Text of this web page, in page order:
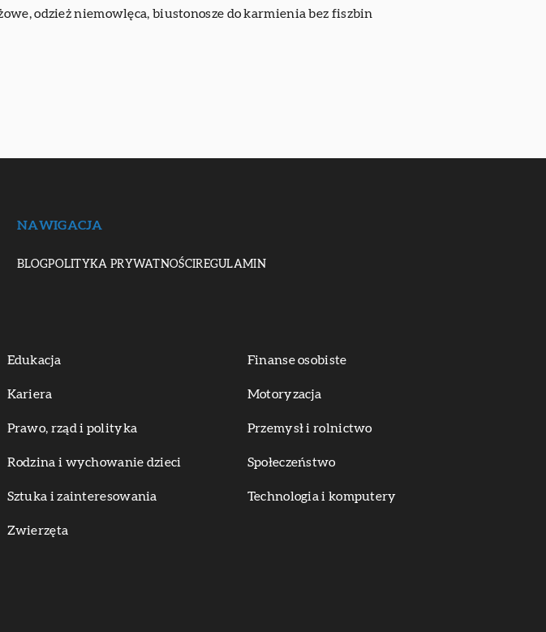
odzież niemowlęca, biustonosze do karmienia bez fiszbin
NAWIGACJA
BLOGPOLITYKA PRYWATNOŚCIREGULAMIN
Edukacja Finanse osobiste
Kariera Motoryzacja
Prawo, rząd i polityka Przemysł i rolnictwo
Rodzina i wychowanie dzieci Społeczeństwo
Sztuka i zainteresowania Technologia i komputery
Zwierzęta